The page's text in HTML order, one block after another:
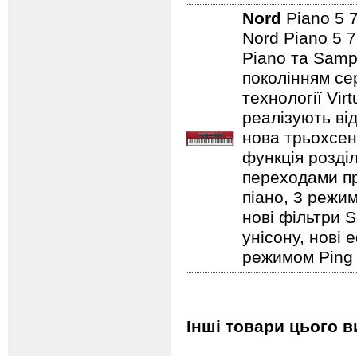
Nord Piano 5
Nord Piano 5
Piano та
поколінням
технології
реалізують
нова
функція
переходами
піано, 3
нові фільтри
унісону,
режимом Ping
Інші товари цього